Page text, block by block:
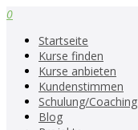
0
Startseite
Kurse finden
Kurse anbieten
Kundenstimmen
Schulung/Coaching
Blog